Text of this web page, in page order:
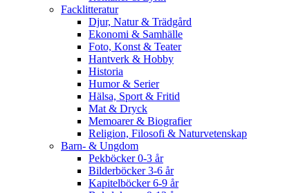
Facklitteratur
Djur, Natur & Trädgård
Ekonomi & Samhälle
Foto, Konst & Teater
Hantverk & Hobby
Historia
Humor & Serier
Hälsa, Sport & Fritid
Mat & Dryck
Memoarer & Biografier
Religion, Filosofi & Naturvetenskap
Barn- & Ungdom
Pekböcker 0-3 år
Bilderböcker 3-6 år
Kapitelböcker 6-9 år